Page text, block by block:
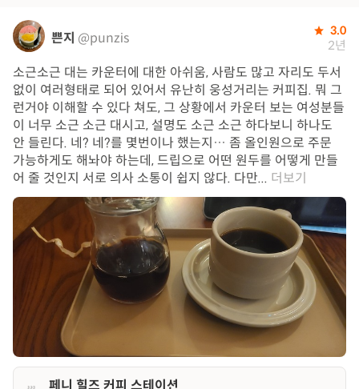
쁜지 @punzis 3.0
2년
소근소근 대는 카운터에 대한 아쉬움, 사람도 많고 자리도 두서
없이 여러형태로 되어 있어서 유난히 웅성거리는 커피집. 뭐 그
런거야 이해할 수 있다 쳐도, 그 상황에서 카운터 보는 여성분들
이 너무 소근 소근 대시고, 설명도 소근 소근 하다보니 하나도
안 들린다. 네? 네?를 몇번이나 했는지… 좀 올인원으로 주문
가능하게도 해놔야 하는데, 드립으로 어떤 원두를 어떻게 만들
어 줄 것인지 서로 의사 소통이 쉽지 않다. 다만... 더보기
페니 힐즈 커피 스테이션